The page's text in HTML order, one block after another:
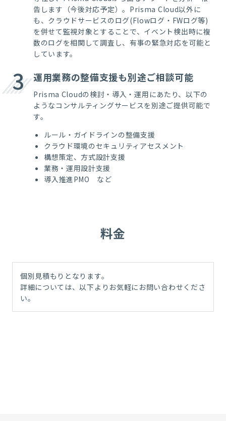
告します（今後対応予定）。 Prisma Cloud以外に
も、クラウドサービスのログ(Flowログ・ FWログ等)
を併せて監視対象とすることで、イベント検出時に複
数のログを相関して調査し、有事の緊急対応を可能と
しています。
3 運用業務の整備支援も別途ご相談可能
Prisma Cloudの検討・導入・運用にあたり、以下の
ようなコンサルティングサービスを別途ご提供可能で
す。
ルール・ガイドラインの整備支援
クラウド環境のセキュリティアセスメント
構想策定、方式設計支援
業務・運用設計支援
導入推進PMO など
料金
個別見積もりとなります。
詳細については、以下よりお気軽にお問い合わせくださ
い。